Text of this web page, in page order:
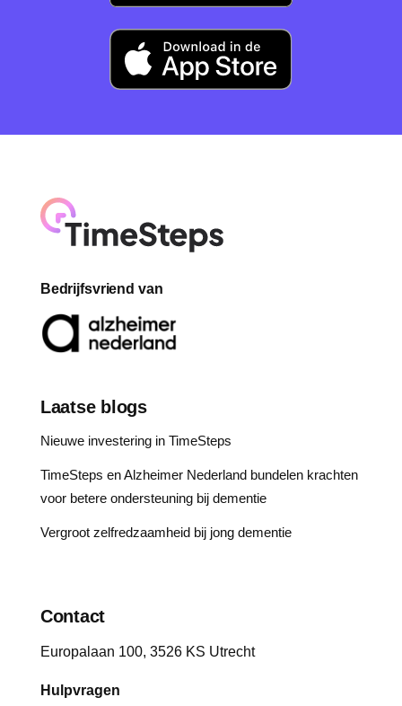
Bedrijfsvriend van
Laatse blogs
Nieuwe investering in TimeSteps
TimeSteps en Alzheimer Nederland bundelen krachten
voor betere ondersteuning bij dementie
Vergroot zelfredzaamheid bij jong dementie
Contact
Europalaan 100, 3526 KS Utrecht
Hulpvragen